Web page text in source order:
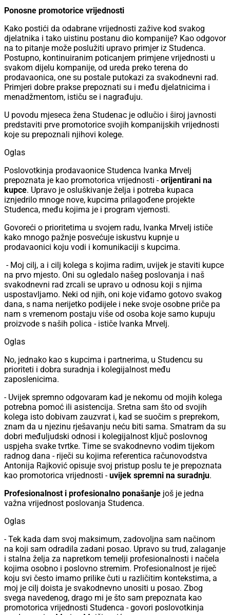
Ponosne promotorice vrijednosti
Kako postići da odabrane vrijednosti zažive kod svakog
djelatnika i tako uistinu postanu dio kompanije? Kao odgovor
na to pitanje može poslužiti upravo primjer iz Studenca.
Postupno, kontinuiranim poticanjem primjene vrijednosti u
svakom dijelu kompanije, od ureda preko terena do
prodavaonica, one su postale putokazi za svakodnevni rad.
Primjeri dobre prakse prepoznati su i među djelatnicima i
menadžmentom, ističu se i nagrađuju.
U povodu mjeseca žena Studenac je odlučio i široj javnosti
predstaviti prve promotorice svojih kompanijskih vrijednosti
koje su prepoznali njihovi kolege.
Oglas
Poslovotkinja prodavaonice Studenca Ivanka Mrvelj
prepoznata je kao promotorica vrijednosti -orijentirani na
kupce. Upravo je osluškivanje želja i potreba kupaca
iznjedrilo mnoge nove, kupcima prilagođene projekte
Studenca, među kojima je i program vjernosti.
Govoreći o prioritetima u svojem radu, Ivanka Mrvelj ističe
kako mnogo pažnje posvećuje iskustvu kupnje u
prodavaonici koju vodi i komunikaciji s kupcima.
- Moj cilj, a i cilj kolega s kojima radim, uvijek je staviti kupce
na prvo mjesto. Oni su ogledalo našeg poslovanja i naš
svakodnevni rad zrcali se upravo u odnosu koji s njima
uspostavljamo. Neki od njih, oni koje viđamo gotovo svakog
dana, s nama nerijetko podijele i neke svoje osobne priče pa
nam s vremenom postaju više od osoba koje samo kupuju
proizvode s naših polica - ističe Ivanka Mrvelj.
Oglas
No, jednako kao s kupcima i partnerima, u Studencu su
prioriteti i dobra suradnja i kolegijalnost među
zaposlenicima.
- Uvijek spremno odgovaram kad je nekomu od mojih kolega
potrebna pomoć ili asistencija. Sretna sam što od svojih
kolega isto dobivam zauzvrat i, kad se suočim s preprekom,
znam da u njezinu rješavanju neću biti sama. Smatram da su
dobri međuljudski odnosi i kolegijalnost ključ poslovnog
uspjeha svake tvrtke. Time se svakodnevno vodim tijekom
radnog dana - riječi su kojima referentica računovodstva
Antonija Rajković opisuje svoj pristup poslu te je prepoznata
kao promotorica vrijednosti -uvijek spremni na suradnju.
Profesionalnost i profesionalno ponašanje još je jedna
važna vrijednost poslovanja Studenca.
Oglas
- Tek kada dam svoj maksimum, zadovoljna sam načinom
na koji sam odradila zadani posao. Upravo su trud, zalaganje
i stalna želja za napretkom temelji profesionalnosti i načela
kojima osobno i poslovno stremim. Profesionalnost je riječ
koju svi često imamo prilike čuti u različitim kontekstima, a
moj je cilj doista je svakodnevno unositi u posao. Zbog
svega navedenog, drago mi je što sam prepoznata kao
promotorica vrijednosti Studenca - govori poslovotkinja